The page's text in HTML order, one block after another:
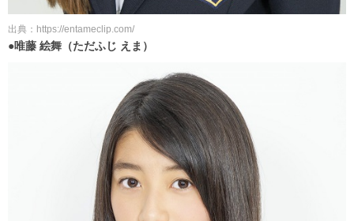
出典：https://entameclip.com/
●唯藤 絵舞（ただふじ えま）